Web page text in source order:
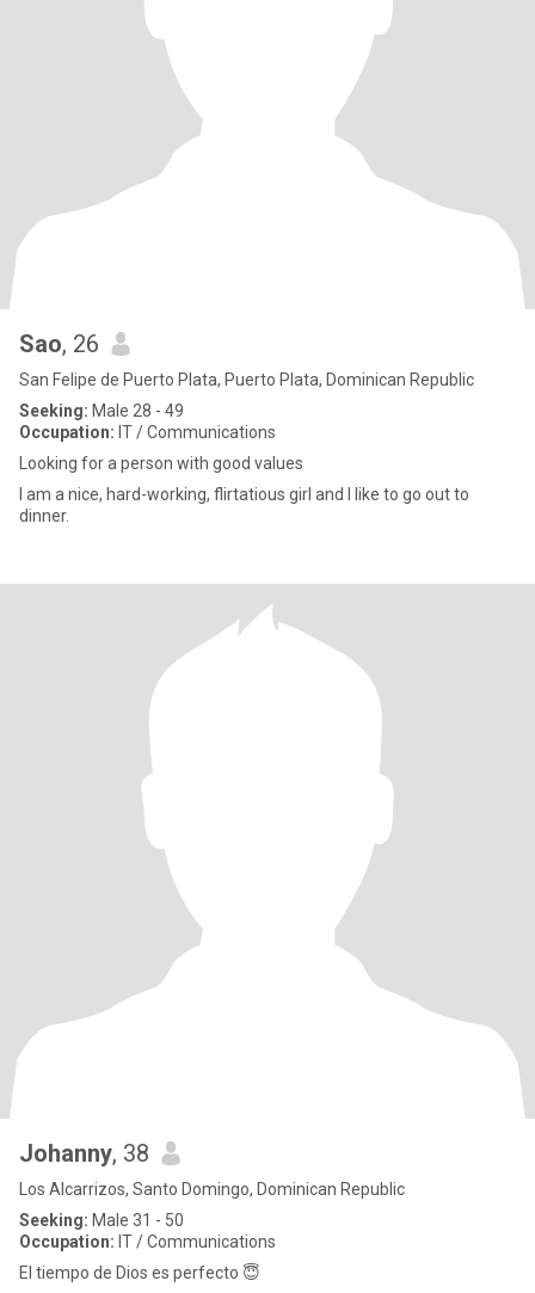
Sao, 26
San Felipe de Puerto Plata, Puerto Plata, Dominican Republic
Seeking: Male 28 - 49
Occupation: IT / Communications
Looking for a person with good values
I am a nice, hard-working, flirtatious girl and I like to go out to
dinner.
Johanny, 38
Los Alcarrizos, Santo Domingo, Dominican Republic
Seeking: Male 31 - 50
Occupation: IT / Communications
El tiempo de Dios es perfecto 😇